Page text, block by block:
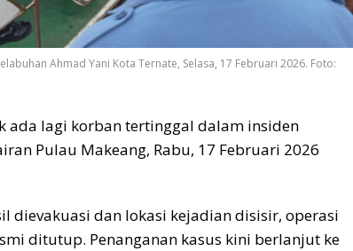
Ahmad Yani Kota Ternate, Selasa, 17 Februari 2026. Foto:
ada lagi korban tertinggal dalam insiden
Pulau Makeang, Rabu, 17 Februari 2026
dievakuasi dan lokasi kejadian disisir, operasi
ditutup. Penanganan kasus kini berlanjut ke